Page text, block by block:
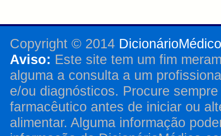
Copyright © 2014
Aviso: Este site tem um fim
alguma a consulta a um
e/ou diagnósticos. Procure
farmacêutico antes de iniciar ou
alimentar. Alguma informação